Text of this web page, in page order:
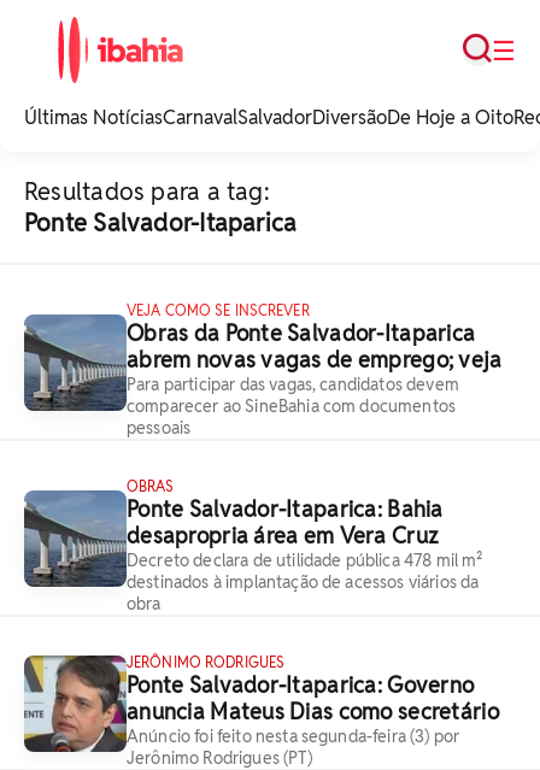
noticias e
☰
Busca
Últimas NotíciasCarnavalSalvadorDiversãoDe Hoje a Oito
Resultados para a tag:
Ponte Salvador-Itaparica
VEJA COMO SE INSCREVER
Obras da Ponte Salvador-Itaparica
abrem novas vagas de emprego; veja
Para participar das vagas, candidatos devem
comparecer ao SineBahia com documentos
pessoais
OBRAS
Ponte Salvador-Itaparica: Bahia
desapropria área em Vera Cruz
Decreto declara de utilidade pública 478 mil m²
destinados à implantação de acessos viários da
obra
JERÔNIMO RODRIGUES
Ponte Salvador-Itaparica: Governo
anuncia Mateus Dias como secretário
Anúncio foi feito nesta segunda-feira (3) por
Jerônimo Rodrigues (PT)